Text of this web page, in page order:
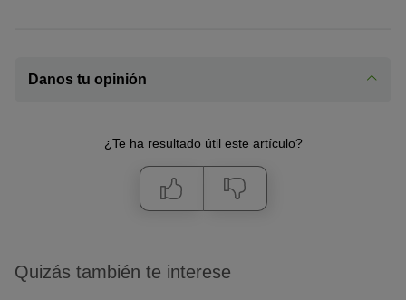
Danos tu opinión
¿Te ha resultado útil este artículo?
Quizás también te interese